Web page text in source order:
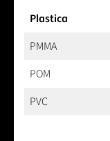
Plastica
PMMA
POM
PVC